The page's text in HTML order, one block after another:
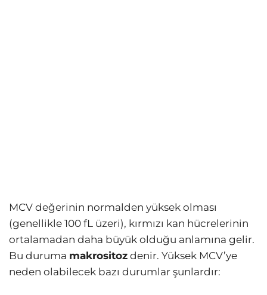
MCV değerinin normalden yüksek olması
(genellikle 100 fL üzeri), kırmızı kan hücrelerinin
ortalamadan daha büyük olduğu anlamına gelir.
Bu duruma makrositoz denir. Yüksek MCV’ye
neden olabilecek bazı durumlar şunlardır: